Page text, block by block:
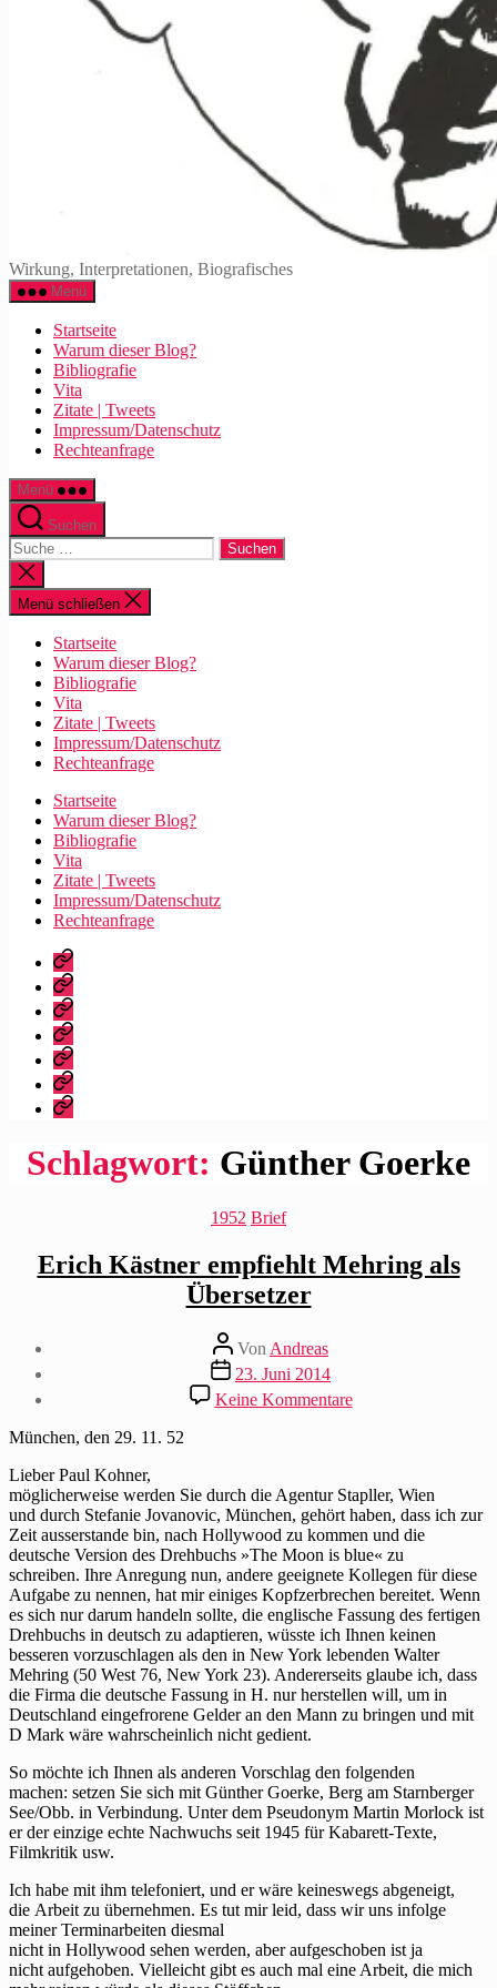
Walter
Mehring
Wirkung, Interpretationen, Biografisches
Menü
Startseite
Warum dieser Blog?
Bibliografie
Vita
Zitate | Tweets
Impressum/Datenschutz
Rechteanfrage
Menü
Suchen
Suche
nach:
Suche
schließen
Menü schließen
Startseite
Warum dieser Blog?
Bibliografie
Vita
Zitate | Tweets
Impressum/Datenschutz
Rechteanfrage
Startseite
Warum dieser Blog?
Bibliografie
Vita
Zitate | Tweets
Impressum/Datenschutz
Rechteanfrage
Startseite
Warum
dieser
Blog?
Bibliografie
Vita
Zitate
|
Tweets
Impressum/Datenschutz
Rechteanfrage
Schlagwort: Günther Goerke
Kategorien
1952 Brief
Erich Kästner empfiehlt Mehring als
Übersetzer
Beitragsautor
Von Andreas
Beitragsdatum
23. Juni 2014
Keine Kommentarezu
Erich
als
Übersetzer
München, den 29. 11. 52
Lieber Paul Kohner,
möglicherweise werden Sie durch die Agentur Stapller, Wien
und durch Stefanie Jovanovic, München, gehört haben, dass ich zur
Zeit ausserstande bin, nach Hollywood zu kommen und die
deutsche Version des Drehbuchs »The Moon is blue« zu
schreiben. Ihre Anregung nun, andere geeignete Kollegen für diese
Aufgabe zu nennen, hat mir einiges Kopfzerbrechen bereitet. Wenn
es sich nur darum handeln sollte, die englische Fassung des fertigen
Drehbuchs in deutsch zu adaptieren, wüsste ich Ihnen keinen
besseren vorzuschlagen als den in New York lebenden Walter
Mehring (50 West 76, New York 23). Andererseits glaube ich, dass
die Firma die deutsche Fassung in H. nur herstellen will, um in
Deutschland eingefrorene Gelder an den Mann zu bringen und mit
D Mark wäre wahrscheinlich nicht gedient.
So möchte ich Ihnen als anderen Vorschlag den folgenden
machen: setzen Sie sich mit Günther Goerke, Berg am Starnberger
See/Obb. in Verbindung. Unter dem Pseudonym Martin Morlock ist
er der einzige echte Nachwuchs seit 1945 für Kabarett-Texte,
Filmkritik usw.
Ich habe mit ihm telefoniert, und er wäre keineswegs abgeneigt,
die Arbeit zu übernehmen. Es tut mir leid, dass wir uns infolge
meiner Terminarbeiten diesmal
nicht in Hollywood sehen werden, aber aufgeschoben ist ja
nicht aufgehoben. Vielleicht gibt es auch mal eine Arbeit, die mich